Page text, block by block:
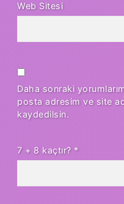
Web Sitesi
Daha sonraki
posta adresim ve site
kaydedilsin.
7 + 8 kaçtır? *